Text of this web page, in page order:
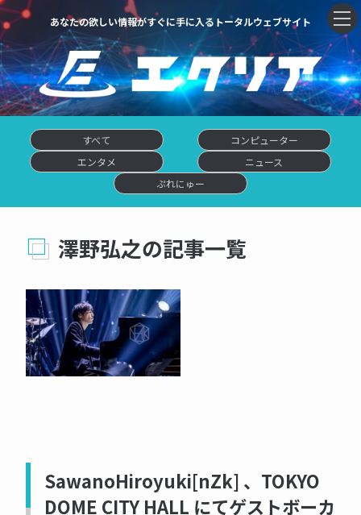
あなたの欲しい情報がすぐに手に入るトータルウェブサイト
すべて
コンピューター
エンタメ
ニュース
ぷれにゅー
澤野弘之の記事一覧
SawanoHiroyuki[nZk] 、TOKYO
DOME CITY HALL にてゲストボーカ